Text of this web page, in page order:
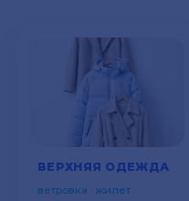
ВЕРХНЯЯ ОДЕЖДА
ветровка · жилет ·